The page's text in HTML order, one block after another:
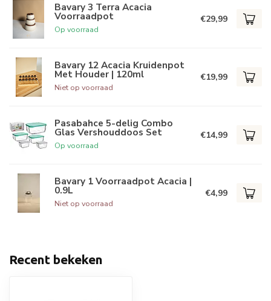
Bavary 3 Terra Acacia
Voorraadpot
Op voorraad
€29,99
Bavary 12 Acacia Kruidenpot
Met Houder | 120ml
Niet op voorraad
€19,99
Pasabahce 5-delig Combo
Glas Vershouddoos Set
Op voorraad
€14,99
Bavary 1 Voorraadpot Acacia |
0.9L
Niet op voorraad
€4,99
Recent bekeken